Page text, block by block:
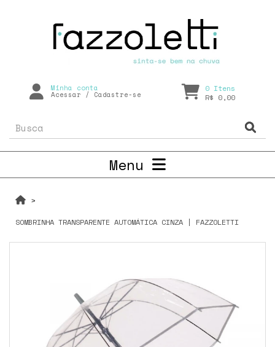
Minha conta
Acessar / Cadastre-se
0 Itens
R$ 0,00
Menu
SOMBRINHA TRANSPARENTE AUTOMÁTICA CINZA | FAZZOLETTI